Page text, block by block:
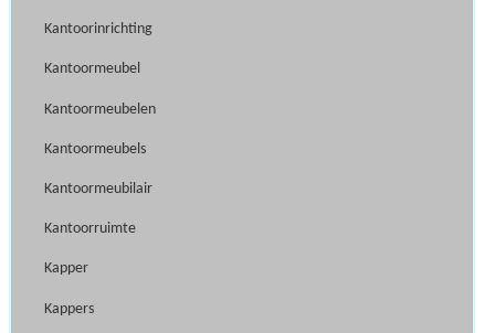
Kantoorinrichting
Kantoormeubel
Kantoormeubelen
Kantoormeubels
Kantoormeubilair
Kantoorruimte
Kapper
Kappers